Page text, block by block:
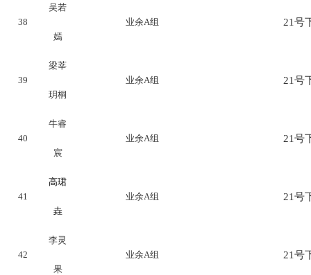
38
吴若
嫣
业余A组 21号
39
梁莘
玥桐
业余A组 21号
40
牛睿
宸
业余A组 21号
41
高珺
垚
业余A组 21号
42
李灵
果
业余A组 21号